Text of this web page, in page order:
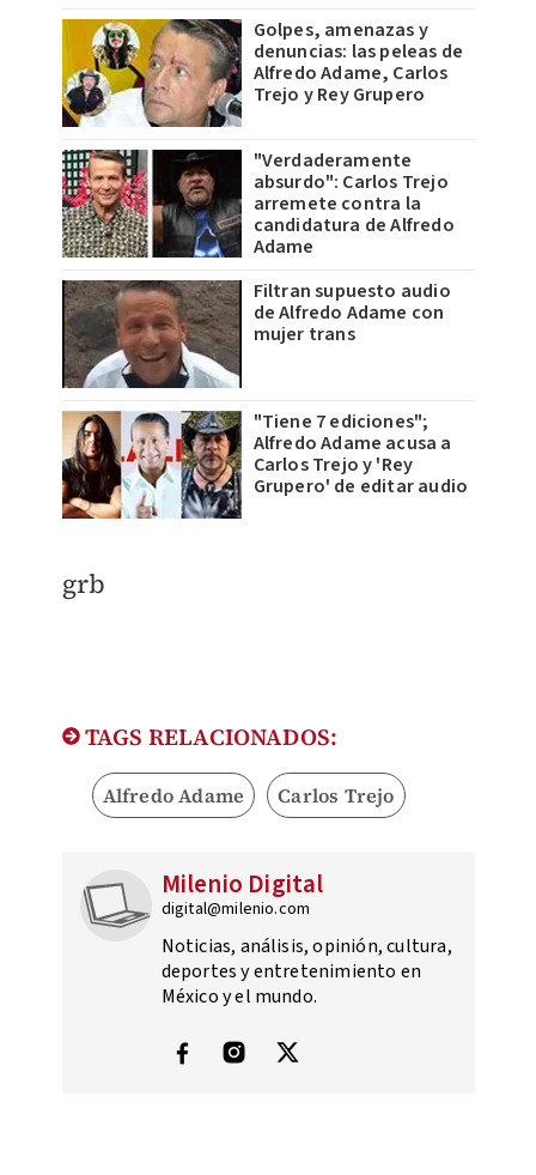
Golpes, amenazas y
denuncias: las peleas de
Alfredo Adame, Carlos
Trejo y Rey Grupero
"Verdaderamente
absurdo": Carlos Trejo
arremete contra la
candidatura de Alfredo
Adame
Filtran supuesto audio
de Alfredo Adame con
mujer trans
"Tiene 7 ediciones";
Alfredo Adame acusa a
Carlos Trejo y 'Rey
Grupero' de editar audio
​grb
TAGS RELACIONADOS:
Alfredo Adame Carlos Trejo
Milenio Digital
digital@milenio.com
Noticias, análisis, opinión, cultura,
deportes y entretenimiento en
México y el mundo.